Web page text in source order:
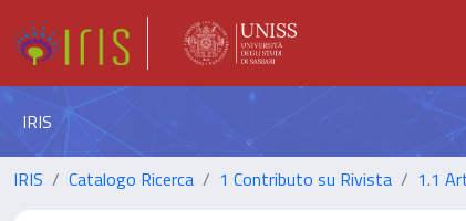
IRIS
IRIS Catalogo Ricerca 1 Contributo su Rivista 1.1